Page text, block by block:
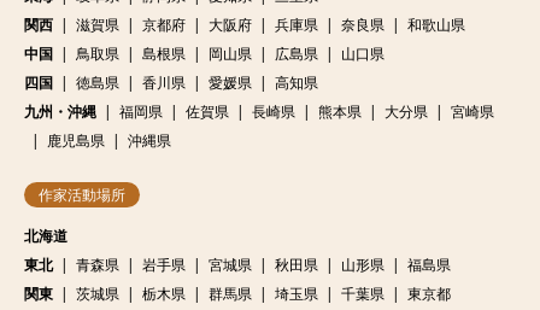
関西
滋賀県 京都府 大阪府 兵庫県 奈良県
和歌山県
中国
鳥取県 島根県 岡山県 広島県
山口県
四国
徳島県 香川県 愛媛県
高知県
九州・沖縄
福岡県 佐賀県 長崎県 熊本県 大分県
宮崎県
鹿児島県
沖縄県
作家活動場所
北海道
東北
青森県 岩手県 宮城県 秋田県 山形県
福島県
関東
茨城県 栃木県 群馬県 埼玉県 千葉県
東京都